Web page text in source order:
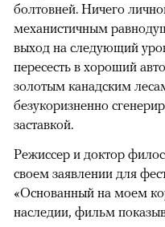
болтовней. Ничего
механистичным
выход на следующий
пересесть в хороший
золотым канадским
безукоризненно
заставкой.
Режиссер и доктор
своем заявлении для
«Основанный на моем
наследии, фильм